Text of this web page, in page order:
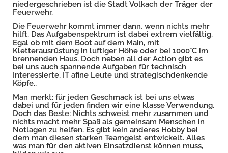
niedergeschrieben ist die Stadt Volkach der Träger der
Feuerwehr.
Die Feuerwehr kommt immer dann, wenn nichts mehr
hilft. Das Aufgabenspektrum ist dabei extrem vielfältig.
Egal ob mit dem Boot auf dem Main, mit
Kletterausrüstung in luftiger Höhe oder bei 1000°C im
brennenden Haus. Doch neben all der Action gibt es
bei uns auch spannende Aufgaben für technisch
Interessierte, IT afine Leute und strategischdenkende
Köpfe.,
Man merkt: für jeden Geschmack ist bei uns etwas
dabei und für jeden finden wir eine klasse Verwendung.
Doch das Beste: Nichts schweist mehr zusammen und
nichts macht mehr Spaß als gemeinsam Menschen in
Notlagen zu helfen. Es gibt kein anderes Hobby bei
dem man diesen starken Teamgeist entwickelt. Alles
was man für den aktiven Einsatzdienst können muss,